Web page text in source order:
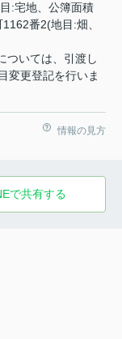
:宅地、公簿面積
番2(地目:畑、
ついては、引渡し
変更登記を行いま
情報の見方
で共有する